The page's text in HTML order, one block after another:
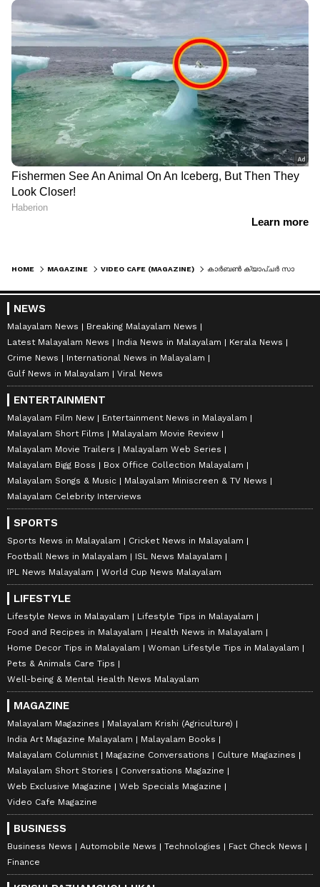
HOME MAGAZINE VIDEO CAFE (MAGAZINE)
NEWS
Malayalam News
Breaking Malayalam News
Latest Malayalam News
India News in Malayalam
Kerala News
Crime News
International News in Malayalam
Gulf News in Malayalam
Viral News
ENTERTAINMENT
Malayalam Film New
Entertainment News in Malayalam
Malayalam Short Films
Malayalam Movie Review
Malayalam Movie Trailers
Malayalam Web Series
Malayalam Bigg Boss
Box Office Collection Malayalam
Malayalam Songs & Music
Malayalam Miniscreen & TV News
Malayalam Celebrity Interviews
SPORTS
Sports News in Malayalam
Cricket News in Malayalam
Football News in Malayalam
ISL News Malayalam
IPL News Malayalam
World Cup News Malayalam
LIFESTYLE
Lifestyle News in Malayalam
Lifestyle Tips in Malayalam
Food and Recipes in Malayalam
Health News in Malayalam
Home Decor Tips in Malayalam
Woman Lifestyle Tips in Malayalam
Pets & Animals Care Tips
Well-being & Mental Health News Malayalam
MAGAZINE
Malayalam Magazines
Malayalam Krishi (Agriculture)
India Art Magazine Malayalam
Malayalam Books
Malayalam Columnist
Magazine Conversations
Culture Magazines
Malayalam Short Stories
Conversations Magazine
Web Exclusive Magazine
Web Specials Magazine
Video Cafe Magazine
BUSINESS
Business News Automobile News Technologies
Fact Check News
Finance